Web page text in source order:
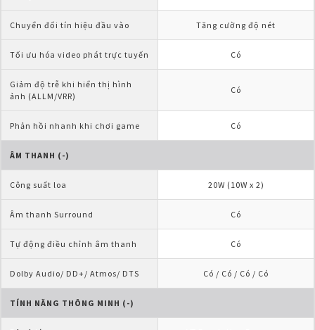
Chuyển đổi tín hiệu đầu vào Tăng cường độ nét
Tối ưu hóa video phát trực tuyến Có
Giảm độ trễ khi hiển thị hình
ảnh (ALLM/VRR)
Có
Phản hồi nhanh khi chơi game Có
ÂM THANH (-)
Công suất loa 20W (10W x 2)
Âm thanh Surround Có
Tự động điều chỉnh âm thanh Có
Dolby Audio/ DD+/ Atmos/ DTS Có / Có / Có / Có
TÍNH NĂNG THÔNG MINH (-)